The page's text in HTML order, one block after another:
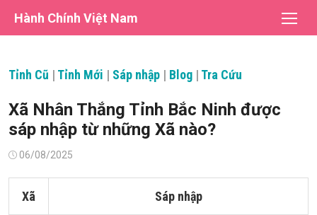
Hành Chính Việt Nam
Tỉnh Cũ | Tỉnh Mới | Sáp nhập | Blog | Tra Cứu
Xã Nhân Thắng Tỉnh Bắc Ninh được
sáp nhập từ những Xã nào?
Đăng06/08/2025
Xã Sáp nhập